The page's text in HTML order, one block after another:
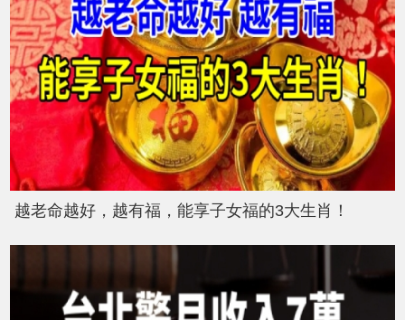
越老命越好，越有福，能享子女福的3大生肖！